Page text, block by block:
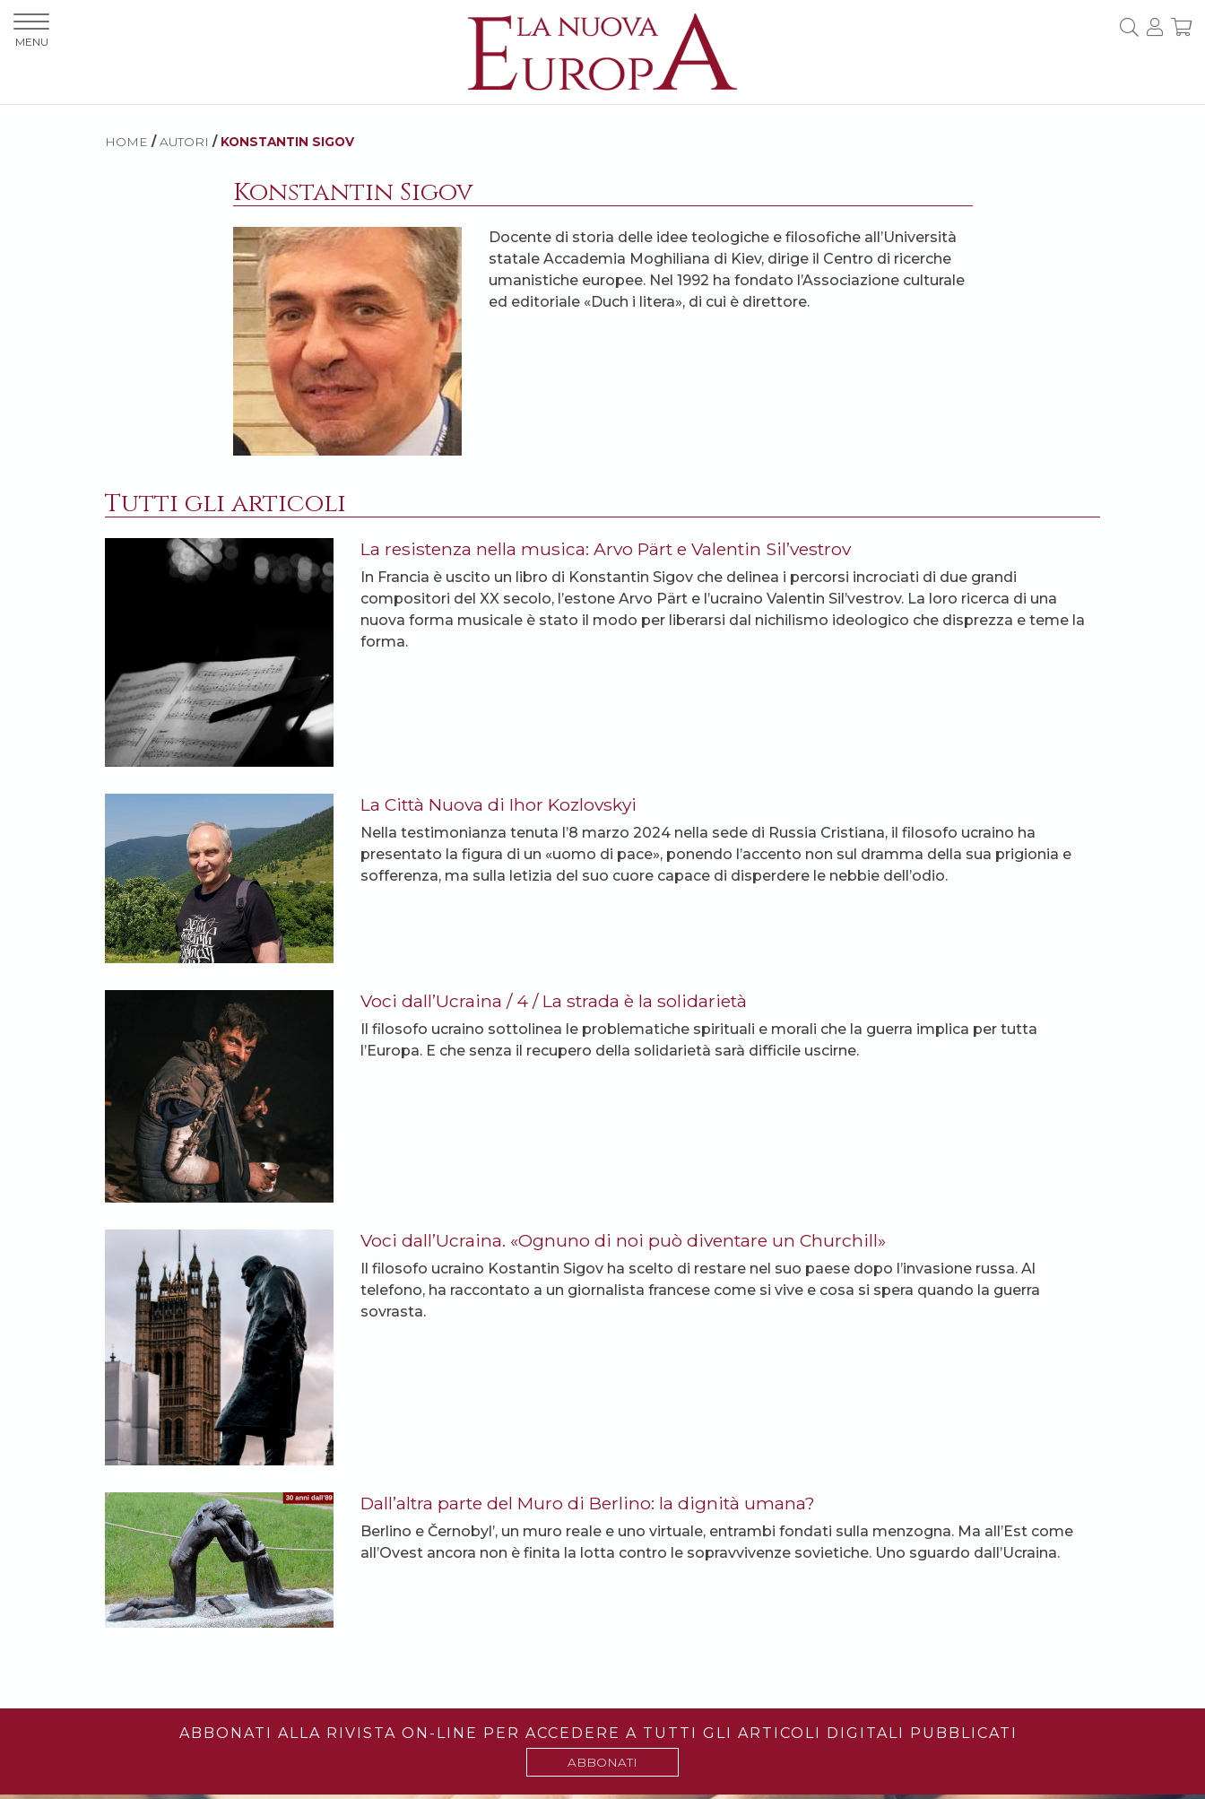
HOME / AUTORI / KONSTANTIN SIGOV
Konstantin Sigov
Docente di storia delle idee teologiche e filosofiche all’Università
statale Accademia Moghiliana di Kiev, dirige il Centro di ricerche
umanistiche europee. Nel 1992 ha fondato l’Associazione culturale
ed editoriale «Duch i litera», di cui è direttore.
Tutti gli articoli
La resistenza nella musica: Arvo Pärt e Valentin Sil’vestrov
In Francia è uscito un libro di Konstantin Sigov che delinea i percorsi incrociati di due grandi
compositori del XX secolo, l’estone Arvo Pärt e l’ucraino Valentin Sil’vestrov. La loro ricerca di una
nuova forma musicale è stato il modo per liberarsi dal nichilismo ideologico che disprezza e teme la
forma.
La Città Nuova di Ihor Kozlovskyi
Nella testimonianza tenuta l’8 marzo 2024 nella sede di Russia Cristiana, il filosofo ucraino ha
presentato la figura di un «uomo di pace», ponendo l’accento non sul dramma della sua prigionia e
sofferenza, ma sulla letizia del suo cuore capace di disperdere le nebbie dell’odio.
Voci dall’Ucraina / 4 / La strada è la solidarietà
Il filosofo ucraino sottolinea le problematiche spirituali e morali che la guerra implica per tutta
l’Europa. E che senza il recupero della solidarietà sarà difficile uscirne.
Voci dall’Ucraina. «Ognuno di noi può diventare un Churchill»
Il filosofo ucraino Kostantin Sigov ha scelto di restare nel suo paese dopo l’invasione russa. Al
telefono, ha raccontato a un giornalista francese come si vive e cosa si spera quando la guerra
sovrasta.
Dall’altra parte del Muro di Berlino: la dignità umana?
Berlino e Černobyl’, un muro reale e uno virtuale, entrambi fondati sulla menzogna. Ma all’Est come
all’Ovest ancora non è finita la lotta contro le sopravvivenze sovietiche. Uno sguardo dall’Ucraina.
ABBONATI ALLA RIVISTA ON-LINE PER ACCEDERE A TUTTI GLI ARTICOLI DIGITALI PUBBLICATI
ABBONATI
MENU